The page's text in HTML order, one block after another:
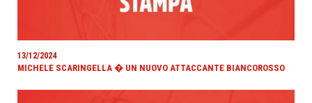
13/12/2024
MICHELE SCARINGELLA � UN NUOVO ATTACCANTE BIANCOROSSO